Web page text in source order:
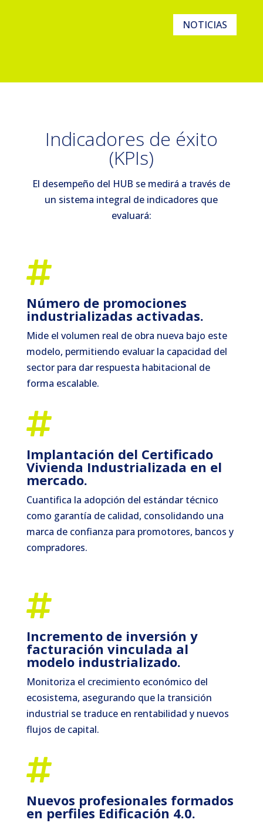
NOTICIAS
Indicadores de éxito
(KPIs)
El desempeño del HUB se medirá a través de
un sistema integral de indicadores que
evaluará:

Número de promociones
industrializadas activadas.
Mide el volumen real de obra nueva bajo este
modelo, permitiendo evaluar la capacidad del
sector para dar respuesta habitacional de
forma escalable.

Implantación del Certificado
Vivienda Industrializada en el
mercado.
Cuantifica la adopción del estándar técnico
como garantía de calidad, consolidando una
marca de confianza para promotores, bancos y
compradores.

Incremento de inversión y
facturación vinculada al
modelo industrializado.
Monitoriza el crecimiento económico del
ecosistema, asegurando que la transición
industrial se traduce en rentabilidad y nuevos
flujos de capital.

Nuevos profesionales formados
en perfiles Edificación 4.0.